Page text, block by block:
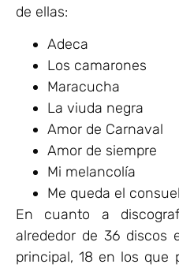
de ellas:
Adeca
Los camarones
Maracucha
La viuda negra
Amor de Carnaval
Amor de siempre
Mi melancolía
Me queda el
En cuanto a
alrededor de 36 discos
principal, 18 en los que